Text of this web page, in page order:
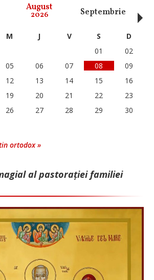
August
2026 Septembrie
M J V S
D
01
02
05 06 07 08
09
12 13 14 15
16
19 20 21 22
23
26 27 28 29
30
ortodox »
al pastorației familiei